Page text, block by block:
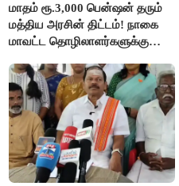
மாதம் ரூ.3,000 பென்ஷன் தரும்
மத்திய அரசின் திட்டம்! நாகை
மாவட்ட தொழிலாளர்களுக்கு
செய்தி!